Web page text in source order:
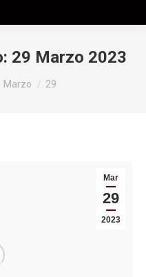
29 Marzo 2023
Marzo 29
Mar
29
2023